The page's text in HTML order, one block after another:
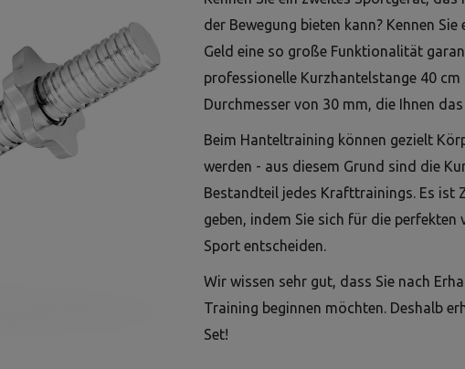
der Bewegung bieten kann? Kennen
Geld eine so große Funktionalität
professionelle Kurzhantelstange 40 cm
Durchmesser von 30 mm, die Ihnen
Beim Hanteltraining können gezielt
werden - aus diesem Grund sind die
Bestandteil jedes Krafttrainings. Es ist
geben, indem Sie sich für die
Sport entscheiden.
Wir wissen sehr gut, dass Sie nach
Training beginnen möchten. Deshalb
Set!